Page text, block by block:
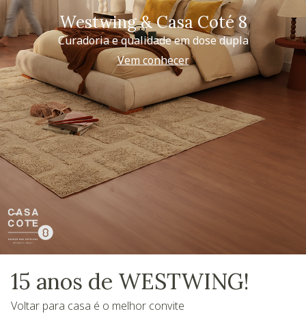
Westwing & Casa Coté 8
Curadoria e qualidade em dose dupla
Vem conhecer
15 anos de WESTWING!
Voltar para casa é o melhor convite